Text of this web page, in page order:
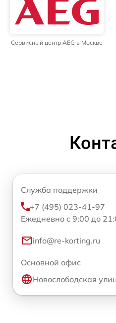
Сервисный центр AEG в Москве
Служба поддержки
+7 (495) 023-41-97
Ежедневно с 9:00 до
info@re-korting.ru
Основной офис
Новослободская